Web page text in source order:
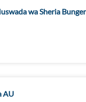
wa Sheria
AU